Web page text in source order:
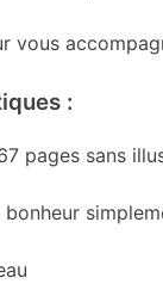
vous
:
pages sans